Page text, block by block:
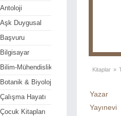
Antoloji
Aşk Duygusal
Başvuru
Bilgisayar
Bilim-Mühendislik
Botanik & Biyoloji
Çalışma Hayatı
Çocuk Kitapları
Kitaplar »
Yazar
Yayınevi